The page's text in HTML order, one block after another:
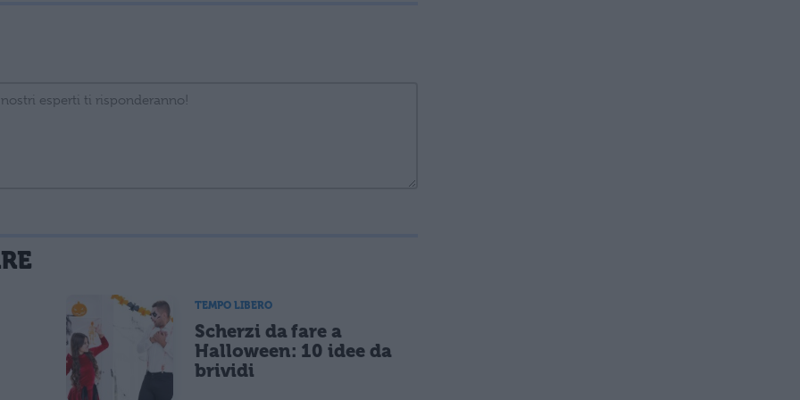
cookie salvi i tuoi dati (nome, email) per il prossimo commento.
di marketing diretto con modalità automatizzate o tradizionali
TEMPO LIBERO
Scherzi da fare a
Halloween: 10 idee da
brividi